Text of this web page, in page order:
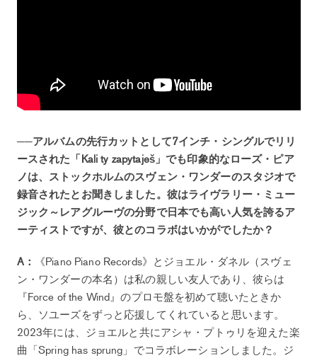
──アルバムの先行カットとして7インチ・シングルでリリ
ースされた「Kali ty zapytaješ」でも印象的なローズ・ピア
ノは、ストックホルムのスヴェン・ワンダーのスタジオで
録音されたとお聞きしました。彼はライヴラリー・ミュー
ジック～レアグルーヴの分野で日本でも高い人気を誇るア
ーティストですが、彼とのコラボはいかがでしたか？
A：
《Piano Piano Records》とジョエル・ダネル（スヴェ
ン・ワンダーの本名）は私の親しい友人であり、彼らは
『Force of the Wind』のプロモ盤を初めて聴いたときか
ら、ソユーズをずっと応援してくれていると思います。
2023年には、ジョエルと共にアシャ・プトゥリを迎えた楽
曲「Spring has sprung」でコラボレーションしました。ジ